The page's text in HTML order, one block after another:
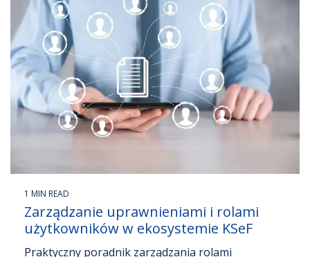
1 MIN READ
Zarządzanie uprawnieniami i rolami
użytkowników w ekosystemie KSeF
Praktyczny poradnik zarządzania rolami